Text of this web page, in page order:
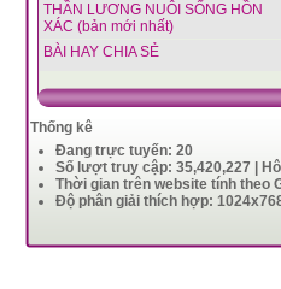
THẦN LƯƠNG NUÔI SỐNG HỒN
XÁC (bản mới nhất)
BÀI HAY CHIA SẺ
Thống kê
Đang trực tuyến: 20
Số lượt truy cập: 35,420,227 |
Thời gian trên website tính theo
Độ phân giải thích hợp: